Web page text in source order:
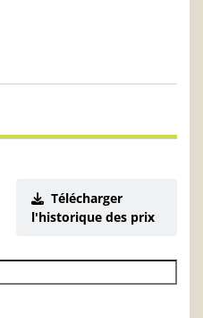
Télécharger
l'historique des prix
des VL